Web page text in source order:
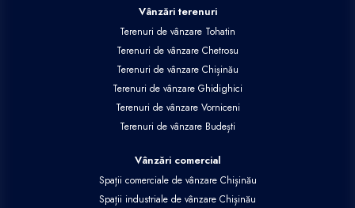
Vânzări terenuri
Terenuri de vânzare Tohatin
Terenuri de vânzare Chetrosu
Terenuri de vânzare Chișinău
Terenuri de vânzare Ghidighici
Terenuri de vânzare Vorniceni
Terenuri de vânzare Budești
Vânzări comercial
Spații comerciale de vânzare Chișinău
Spații industriale de vânzare Chișinău